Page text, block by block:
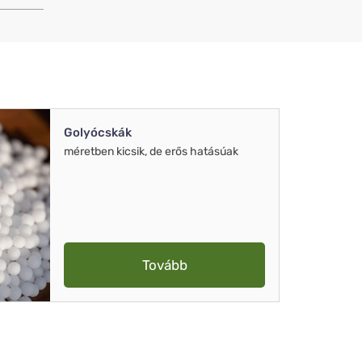
Golyócskák
méretben kicsik, de erős hatásúak
Tovább